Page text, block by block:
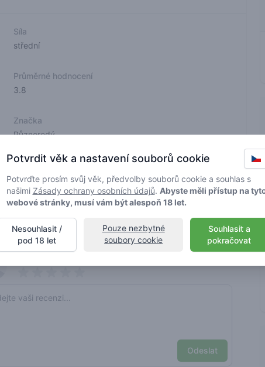
Síla
střední
Průměrné hodnocení
3.8
Značka
Různorodý
ověřeny Greenmeisterem. Detaily se mohou v jednotlivých
užívání marihuany
review
Odeslat
Potvrdit věk a nastavení souborů cookie
Potvrďte prosím svůj věk, předvolby souborů cookie a souhlas s
našimi Zásady ochrany osobních údajů. Abyste měli přístup na
webové stránky, musí vám být alespoň 18 let.
Souhlasit a
pokračovat
Pouze nezbytné
soubory cookie
Nesouhlasit /
pod 18 let